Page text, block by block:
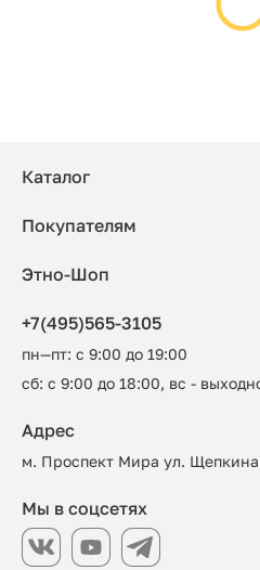
Каталог
Покупателям
Этно-Шоп
+7(495)565-3105
пн—пт: с 9:00 до 19:00
сб: с 9:00 до 18:00, вс -
Адрес
м. Проспект Мира ул.
Мы в соцсетях